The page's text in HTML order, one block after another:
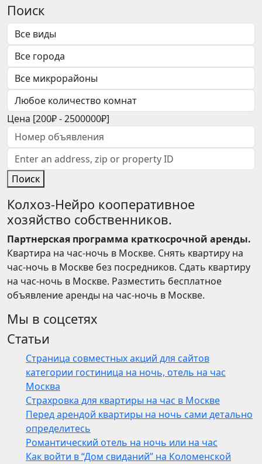
Поиск
Цена [200₽-2500000₽]
Поиск
Колхоз-Нейро кооперативное
хозяйство собственников.
Партнерская программа краткосрочной аренды.
Квартира на час-ночь в Москве. Снять квартиру на
час-ночь в Москве без посредников. Сдать квартиру
на час-ночь в Москве. Разместить бесплатное
объявление аренды на час-ночь в Москве.
Мы в соцсетях
Статьи
Страница совместных акций для сайтов
категории гостиница на ночь, отель на час
Москва
Страхровка для квартиры на час в Москве
Перед арендой квартиры на ночь сами детально
определитесь
Романтический отель на ночь или на час
Как войти в “Дом свиданий” на Коломенской